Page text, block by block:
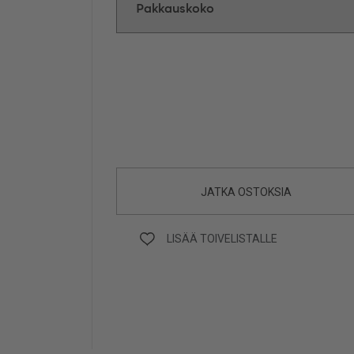
JATKA OSTOKSIA
LISÄÄ TOIVELISTALLE